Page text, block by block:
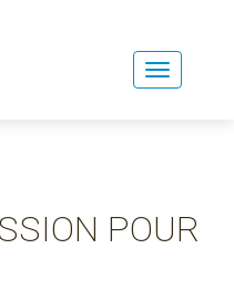
Toggle
POUR